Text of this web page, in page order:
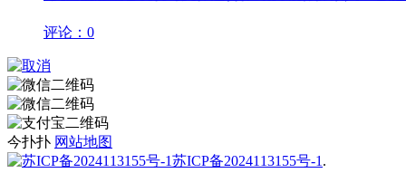
评论：0
今扑扑 网站地图
苏ICP备2024113155号-1 .